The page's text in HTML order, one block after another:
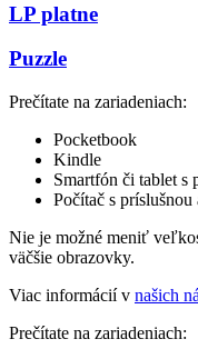
LP platne
Puzzle
Prečítate na zariadeniach:
Pocketbook
Kindle
Smartfón či tablet s
Počítač s
Nie je možné meniť
väčšie obrazovky.
Viac informácií v našich
Prečítate na zariadeniach: